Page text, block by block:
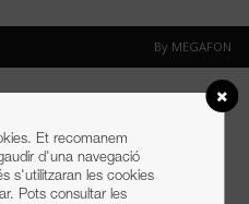
By MEGAFON
Et recomanem
d'una navegació
s'utilitzaran les cookies
Pots consultar les